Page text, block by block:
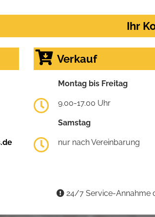
Ihr
Verkauf
Montag bis Freitag
9.00-17.00 Uhr
Samstag
nur nach Vereinbarung
24/7 Service-Annahme